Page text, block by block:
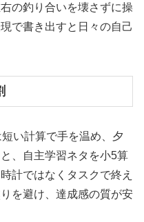
の釣り合いを壊さずに操
で書き出すと日々の自己
い計算で手を温め、夕
、自主学習ネタを小5算
計ではなくタスクで終え
を避け、達成感の質が安